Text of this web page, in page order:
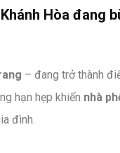
Hòa đang
– đang trở thành
hạn hẹp khiến nhà
đình.